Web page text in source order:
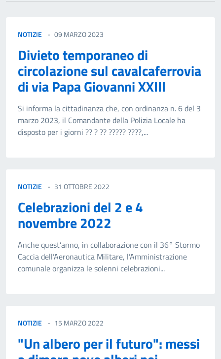
NOTIZIE 09 MARZO 2023
Divieto temporaneo di
circolazione sul cavalcaferrovia
di via Papa Giovanni XXIII
Si informa la cittadinanza che, con ordinanza n. 6 del 3
marzo 2023, il Comandante della Polizia Locale ha
disposto per i giorni ?? ? ?? ????? ????,...
NOTIZIE 31 OTTOBRE 2022
Celebrazioni del 2 e 4
novembre 2022
Anche quest’anno, in collaborazione con il 36° Stormo
Caccia dell’Aeronautica Militare, l’Amministrazione
comunale organizza le solenni celebrazioni...
NOTIZIE 15 MARZO 2022
"Un albero per il futuro": messi